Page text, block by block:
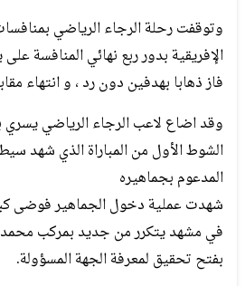
وتوقفت رحلة الرجاء الرياضي
الإفريقية بدور ربع نهائي المنافسة
فاز ذهابا بهدفين دون رد ، و انتهاء
وقد اضاع لاعب الرجاء الرياضي
الشوط الأول من المباراة الذي شهد
المدعوم بجماهيره
شهدت عملية دخول الجماهير فوضى
في مشهد يتكرر من جديد بمركب
بفتح تحقيق لمعرفة الجهة المسؤولة.